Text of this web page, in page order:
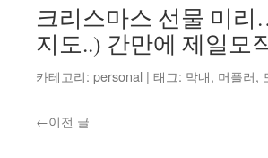
크리스마스 선물 미
지도..) 간만에 제일모
카테고리: personal | 태그: 막내, 머플러,
←이전 글